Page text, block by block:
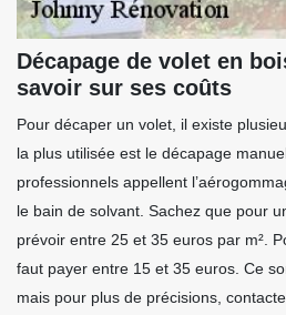
Décapage de volet en
savoir sur ses coûts
Pour décaper un volet, il existe
la plus utilisée est le décapage
professionnels appellent
le bain de solvant. Sachez que pour
prévoir entre 25 et 35 euros par m².
faut payer entre 15 et 35 euros. Ce
mais pour plus de précisions,